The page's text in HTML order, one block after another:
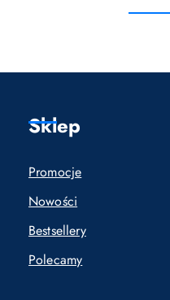
o
Sklep
Promocje
Nowości
Bestsellery
Polecamy